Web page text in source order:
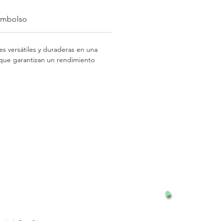
versátiles y duraderas en una
garantizan un rendimiento